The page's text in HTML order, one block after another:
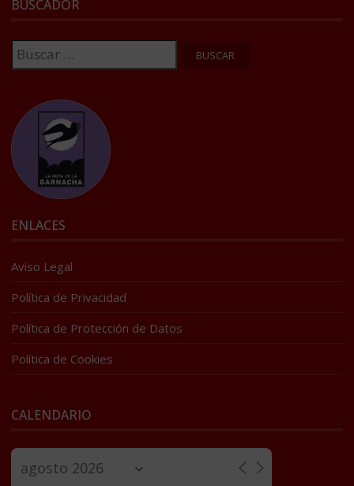
BUSCADOR
Buscar:
ENLACES
Aviso Legal
Política de Privacidad
Política de Protección de Datos
Política de Cookies
CALENDARIO